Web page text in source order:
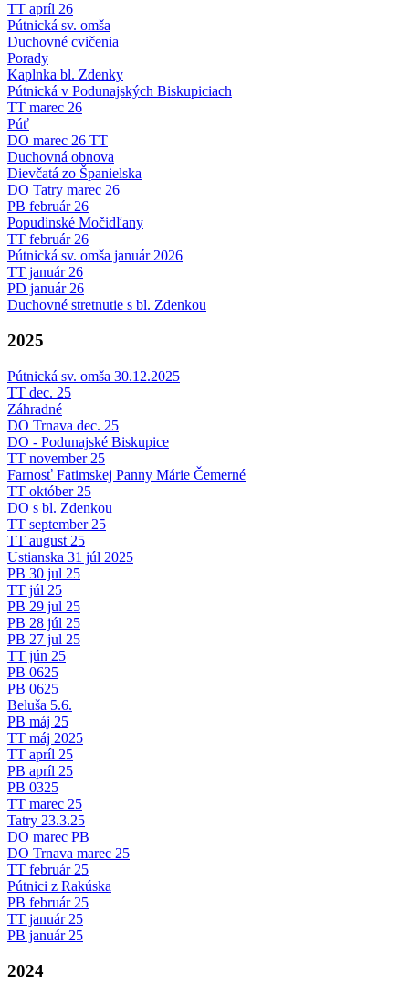
TT apríl 26
Pútnická sv. omša
Duchovné cvičenia
Porady
Kaplnka bl. Zdenky
Pútnická v Podunajských Biskupiciach
TT marec 26
Púť
DO marec 26 TT
Duchovná obnova
Dievčatá zo Španielska
DO Tatry marec 26
PB február 26
Popudinské Močidľany
TT február 26
Pútnická sv. omša január 2026
TT január 26
PD január 26
Duchovné stretnutie s bl. Zdenkou
2025
Pútnická sv. omša 30.12.2025
TT dec. 25
Záhradné
DO Trnava dec. 25
DO - Podunajské Biskupice
TT november 25
Farnosť Fatimskej Panny Márie Čemerné
TT október 25
DO s bl. Zdenkou
TT september 25
TT august 25
Ustianska 31 júl 2025
PB 30 jul 25
TT júl 25
PB 29 jul 25
PB 28 júl 25
PB 27 jul 25
TT jún 25
PB 0625
PB 0625
Beluša 5.6.
PB máj 25
TT máj 2025
TT apríl 25
PB apríl 25
PB 0325
TT marec 25
Tatry 23.3.25
DO marec PB
DO Trnava marec 25
TT február 25
Pútnici z Rakúska
PB február 25
TT január 25
PB január 25
2024